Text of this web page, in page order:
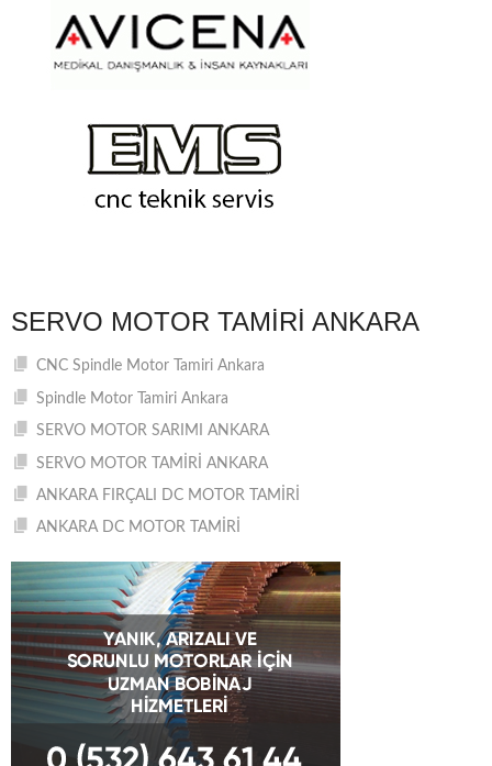
SERVO MOTOR TAMIRI ANKARA
CNC Spindle Motor Tamiri Ankara
Spindle Motor Tamiri Ankara
SERVO MOTOR SARIMI ANKARA
SERVO MOTOR TAMİRİ ANKARA
ANKARA FIRÇALI DC MOTOR TAMİRİ
ANKARA DC MOTOR TAMİRİ